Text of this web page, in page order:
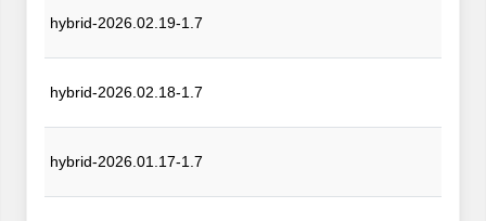
hybrid-2026.02.19-1.7
hybrid-2026.02.18-1.7
hybrid-2026.01.17-1.7